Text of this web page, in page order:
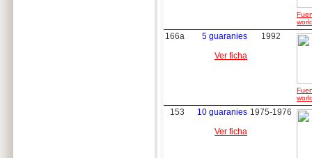
166a
5 guaranies
Ver ficha
1992
153
10 guaranies
Ver ficha
1975-1976